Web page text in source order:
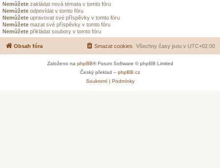
Nemůžete zakládat nová témata v tomto fóru
Nemůžete odpovídat v tomto fóru
Nemůžete upravovat své příspěvky v tomto fóru
Nemůžete mazat své příspěvky v tomto fóru
Nemůžete přikládat soubory v tomto fóru
Obsah fóra Všechny časy jsou v UTC+02:00
Smazat cookies
Založeno na phpBB® Forum Software © phpBB Limited
Český překlad – phpBB.cz
Soukromí| Podmínky